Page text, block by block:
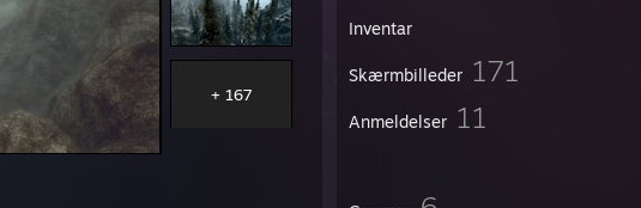
Inventar
Skærmbilleder 171
Anmeldelser 11
+ 167